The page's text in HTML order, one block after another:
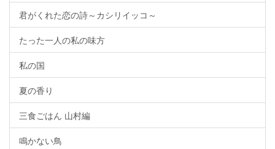
君がくれた恋の詩～カシリイッコ～
たった一人の私の味方
私の国
夏の香り
三食ごはん 山村編
鳴かない鳥